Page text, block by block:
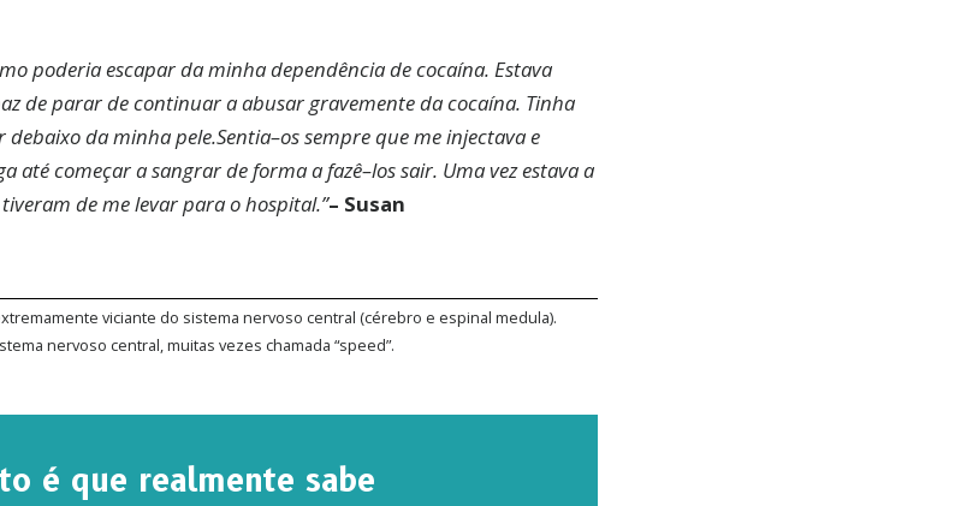
poderia escapar da minha dependência de cocaína. Estava
de parar de continuar a abusar gravemente da cocaína. Tinha
debaixo da minha pele.Sentia–os sempre que me injectava e
até começar a sangrar de forma a fazê–los sair. Uma vez estava a
de me levar para o hospital.”– Susan
viciante do sistema nervoso central (cérebro e espinal medula).
nervoso central, muitas vezes chamada “speed”.
é que realmente sabe